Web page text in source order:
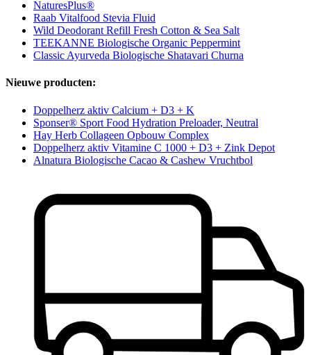
NaturesPlus®
Raab Vitalfood Stevia Fluid
Wild Deodorant Refill Fresh Cotton & Sea Salt
TEEKANNE Biologische Organic Peppermint
Classic Ayurveda Biologische Shatavari Churna
Nieuwe producten:
Doppelherz aktiv Calcium + D3 + K
Sponser® Sport Food Hydration Preloader, Neutral
Hay Herb Collageen Opbouw Complex
Doppelherz aktiv Vitamine C 1000 + D3 + Zink Depot
Alnatura Biologische Cacao & Cashew Vruchtbol